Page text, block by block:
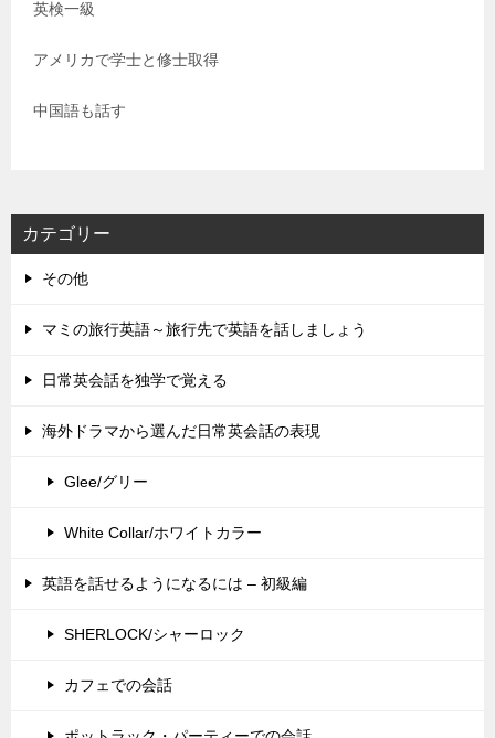
英検一級
アメリカで学士と修士取得
中国語も話す
カテゴリー
その他
マミの旅行英語～旅行先で英語を話しましょう
日常英会話を独学で覚える
海外ドラマから選んだ日常英会話の表現
Glee/グリー
White Collar/ホワイトカラー
英語を話せるようになるには – 初級編
SHERLOCK/シャーロック
カフェでの会話